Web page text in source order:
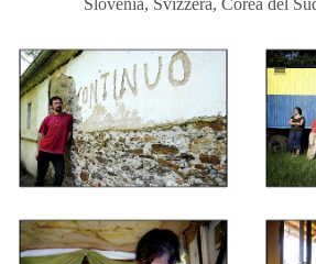
Slovenia, Svizzera, Corea del